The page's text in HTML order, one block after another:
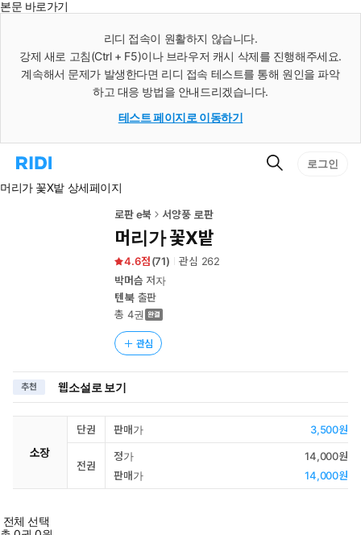
본문 바로가기
리디 접속이 원활하지 않습니다.
강제 새로 고침(Ctrl + F5)이나 브라우저 캐시 삭제를 진행해주세요.
계속해서 문제가 발생한다면 리디 접속 테스트를 통해 원인을 파악
하고 대응 방법을 안내드리겠습니다.
테스트 페이지로 이동하기
리
홈
검
로그인
머리가 꽃X밭 상세페이지
로판 e북 서양풍 로판
머리가 꽃X밭
4.6 (71) 관심 262
박머슴 저자
텐북출판
총 4권
관심
추천 웹소설로 보기
소장
단권 판매가 3,500원
전권
정가
14,000원
판매가
14,000원
전체 선택